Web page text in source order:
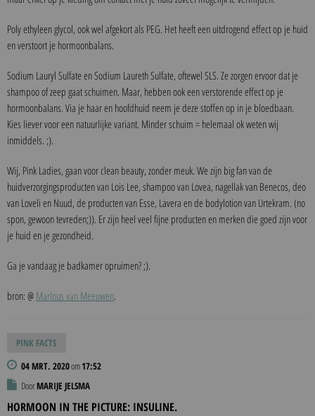
Poly ethyleen glycol, ook wel afgekort als PEG. Het heeft een uitdrogend effect op je huid
en verstoort je hormoonbalans.
Sodium Lauryl Sulfate en Sodium Laureth Sulfate, oftewel SLS. Ze zorgen ervoor dat je
shampoo of zeep gaat schuimen. Maar, hebben ook een verstorende effect op je
hormoonbalans. Via je haar en hoofdhuid neem je deze stoffen op in je bloedbaan.
Kies liever voor een natuurlijke variant. Minder schuim = helemaal ok weten wij
inmiddels. ;).
Wij, Pink Ladies, gaan voor clean beauty, zonder meuk. We zijn big fan van de
huidverzorgingsproducten van Lois Lee, shampoo van Lovea, nagellak van Benecos, deo
van Loveli en Nuud, de producten van Esse, Lavera en de bodylotion van Urtekram. (no
spon, gewoon tevreden;)). Er zijn heel veel fijne producten en merken die goed zijn voor
je huid en je gezondheid.
Ga je vandaag je badkamer opruimen? ;).
bron: @ Marlous van Meeuwen.
PINK FACTS
04 MRT. 2020om17:52
DoorMARIJE JELSMA
HORMOON IN THE PICTURE: INSULINE.